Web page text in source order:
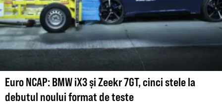
Euro NCAP: BMW iX3 și Zeekr 7GT, cinci stele la
debutul noului format de teste